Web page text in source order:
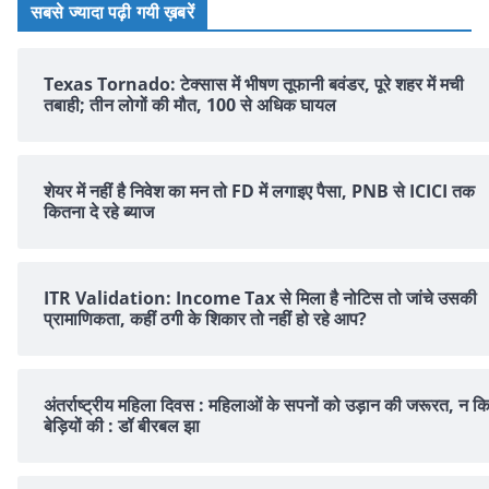
सबसे ज्यादा पढ़ी गयी ख़बरें
Texas Tornado: टेक्सास में भीषण तूफानी बवंडर, पूरे शहर में मची
तबाही; तीन लोगों की मौत, 100 से अधिक घायल
शेयर में नहीं है न‍िवेश का मन तो FD में लगाइए पैसा, PNB से ICICI तक
क‍ितना दे रहे ब्‍याज
ITR Validation: Income Tax से मिला है नोटिस तो जांचे उसकी
प्रामाणिकता, कहीं ठगी के शिकार तो नहीं हो रहे आप?
अंतर्राष्ट्रीय महिला दिवस : महिलाओं के सपनों को उड़ान की जरूरत, न कि
बेड़ियों की : डॉ बीरबल झा